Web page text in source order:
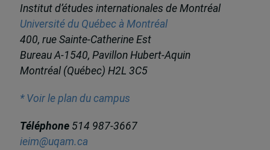
Institut d’études internationales de Montréal
Université du Québec à Montréal
400, rue Sainte-Catherine Est
Bureau A-1540, Pavillon Hubert-Aquin
Montréal (Québec) H2L 3C5
* Voir le plan du campus
Téléphone 514 987-3667
ieim@uqam.ca